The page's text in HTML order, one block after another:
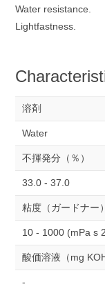
Water resistance.
Lightfastness.
溶剤
Water
不揮発分（％）
33.0 - 37.0
粘度（ガードナー）
10 - 1000 (mPa s
酸価溶液（mg
-